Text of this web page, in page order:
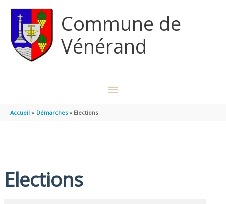
Commune de
Vénérand
MENU
Accueil Démarches Elections
Elections